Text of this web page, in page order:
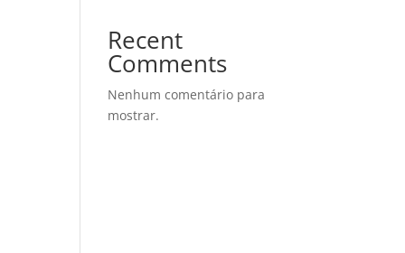
Recent
Comments
Nenhum comentário para
mostrar.